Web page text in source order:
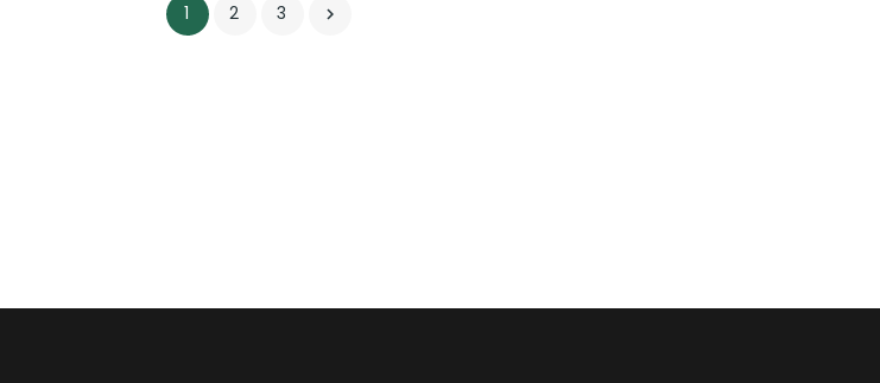
1 2 3 